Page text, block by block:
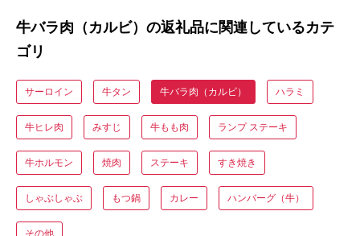
牛バラ肉（カルビ）の返礼品に関連しているカテ
ゴリ
サーロイン 牛タン 牛バラ肉（カルビ） ハラミ
牛ヒレ肉 みすじ 牛もも肉 ランプ ステーキ
牛ホルモン 焼肉 ステーキ すき焼き
しゃぶしゃぶ もつ鍋 カレー ハンバーグ（牛）